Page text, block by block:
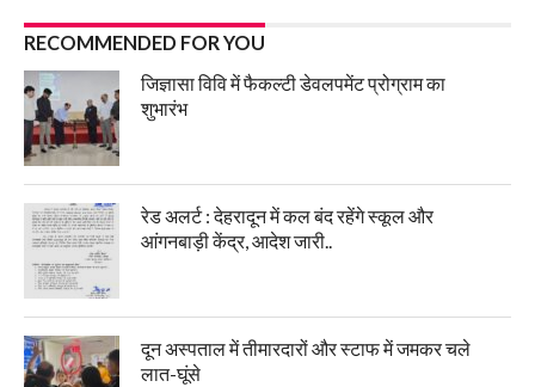
RECOMMENDED FOR YOU
जिज्ञासा विवि में फैकल्टी डेवलपमेंट प्रोग्राम का
शुभारंभ
रेड अलर्ट : देहरादून में कल बंद रहेंगे स्कूल और
आंगनबाड़ी केंद्र, आदेश जारी..
दून अस्पताल में तीमारदारों और स्टाफ में जमकर चले
लात-घूंसे